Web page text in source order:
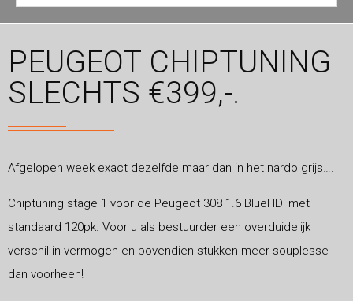
PEUGEOT CHIPTUNING
SLECHTS €399,-.
Afgelopen week exact dezelfde maar dan in het nardo grijs….
Chiptuning stage 1 voor de Peugeot 308 1.6 BlueHDI met
standaard 120pk. Voor u als bestuurder een overduidelijk
verschil in vermogen en bovendien stukken meer souplesse
dan voorheen!